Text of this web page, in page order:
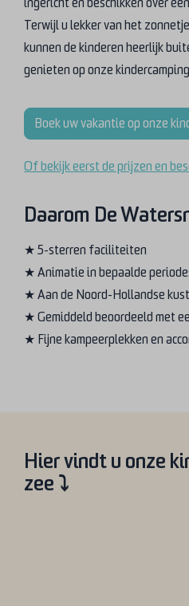
Terwijl u lekker van het
kunnen de kinderen heerlijk
genieten op onze
Boek uw vakantie op onze
Of bekijk eerst de prijzen en
Daarom De
★ 5-sterren faciliteiten
★ Animatie in bepaalde
★ Aan de Noord-Hollandse kust
★ Gemiddeld beoordeeld met
★ Fijne kampeerplekken en
Hier vindt u onze
zee ⤵